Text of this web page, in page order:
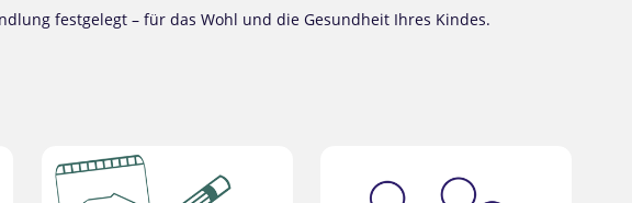
festgelegt – für das Wohl und die Gesundheit Ihres Kindes.